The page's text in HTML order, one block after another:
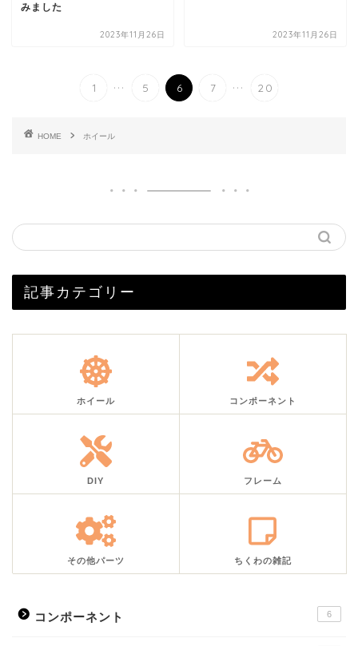
みました
2023年11月26日 2023年11月26日
1 ... 5 6 7 ... 20
HOME ホイール
記事カテゴリー
ホイール コンポーネント
DIY フレーム
その他パーツ ちくわの雑記
コンポーネント 6